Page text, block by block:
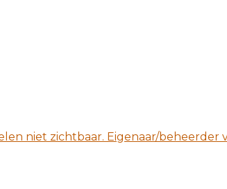
niet zichtbaar. Eigenaar/beheerder